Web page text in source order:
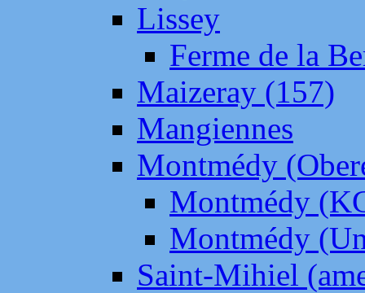
Lissey
Ferme de la
Maizeray (157)
Mangiennes
Montmédy
Montmédy
Montmédy
Saint-Mihiel